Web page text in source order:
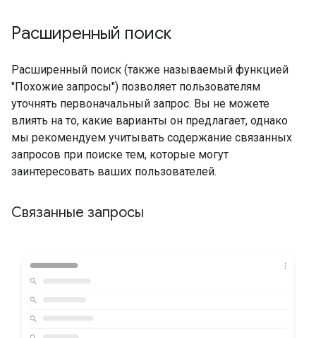
Расширенный поиск
Расширенный поиск (также называемый функцией
"Похожие запросы") позволяет пользователям
уточнять первоначальный запрос. Вы не можете
влиять на то, какие варианты он предлагает, однако
мы рекомендуем учитывать содержание связанных
запросов при поиске тем, которые могут
заинтересовать ваших пользователей.
Связанные запросы